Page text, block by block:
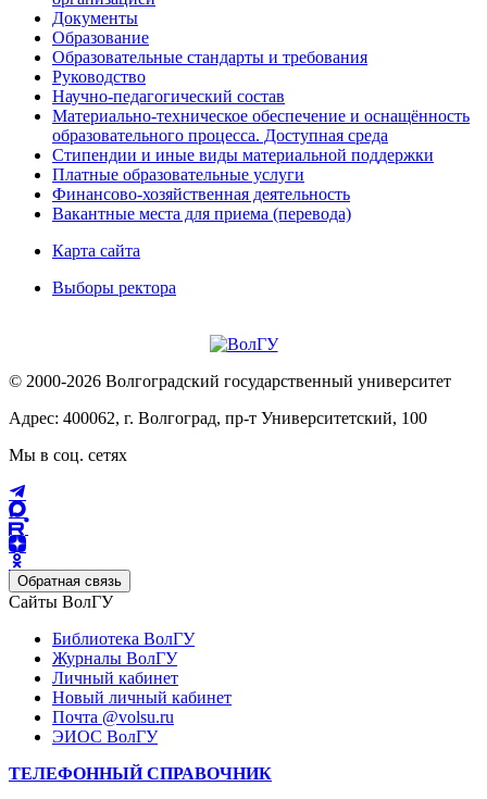
Документы
Образование
Образовательные стандарты и требования
Руководство
Научно-педагогический состав
Материально-техническое обеспечение и оснащённость
образовательного процесса. Доступная среда
Стипендии и иные виды материальной поддержки
Платные образовательные услуги
Финансово-хозяйственная деятельность
Вакантные места для приема (перевода)
Карта сайта
Выборы ректора
© 2000-2026 Волгоградский государственный университет
Адрес: 400062, г. Волгоград, пр-т Университетский, 100
Мы в соц. сетях
Обратная связь
Сайты ВолГУ
Библиотека ВолГУ
Журналы ВолГУ
Личный кабинет
Новый личный кабинет
Почта @volsu.ru
ЭИОС ВолГУ
ТЕЛЕФОННЫЙ СПРАВОЧНИК